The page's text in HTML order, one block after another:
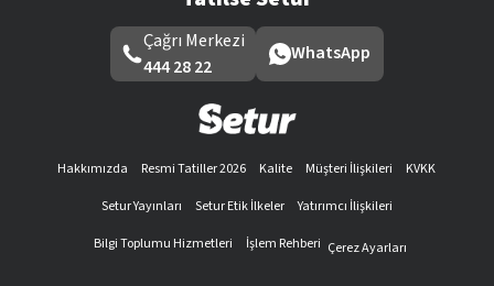
Çağrı Merkezi
444 28 22
WhatsApp
Hakkımızda Resmi Tatiller 2026 Kalite Müşteri İlişkileri
KVKK
Setur Yayınları
Setur Etik İlkeler
Yatırımcı İlişkileri
Bilgi Toplumu Hizmetleri
İşlem Rehberi Çerez Ayarları